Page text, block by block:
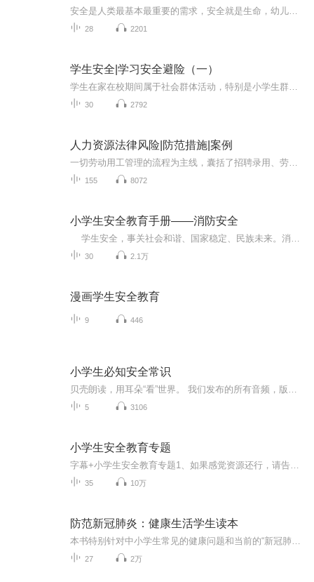
28 2201
学生安全|学习安全避险（一）
30 2792
人力资源法律风险|防范措施|案例
155 8072
小学生安全教育手册——消防安全
30 2.1万
漫画学生安全教育
9 446
小学生必知安全常识
5 3106
小学生安全教育专题
35 10万
防范新冠肺炎：健康生活学生读本
27 2万